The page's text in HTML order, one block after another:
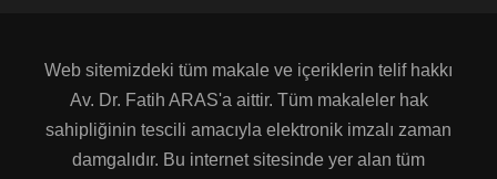
Web sitemizdeki tüm makale ve içeriklerin telif hakkı
Av. Dr. Fatih ARAS'a aittir. Tüm makaleler hak
sahipliğinin tescili amacıyla elektronik imzalı zaman
damgalıdır. Bu internet sitesinde yer alan tüm